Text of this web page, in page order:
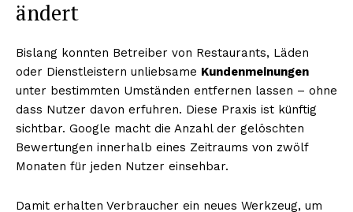
ändert
Bislang konnten Betreiber von Restaurants, Läden
oder Dienstleistern unliebsame Kundenmeinungen
unter bestimmten Umständen entfernen lassen – ohne
dass Nutzer davon erfuhren. Diese Praxis ist künftig
sichtbar. Google macht die Anzahl der gelöschten
Bewertungen innerhalb eines Zeitraums von zwölf
Monaten für jeden Nutzer einsehbar.
Damit erhalten Verbraucher ein neues Werkzeug, um